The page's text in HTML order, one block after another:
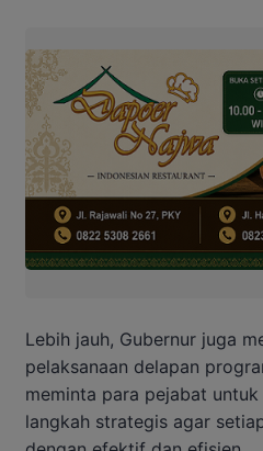
Lebih jauh, Gubernur juga
pelaksanaan delapan
meminta para pejabat
langkah strategis agar